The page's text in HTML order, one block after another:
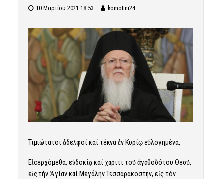
10 Μαρτίου 2021 18:53 komotini24
Τιμιώτατοι ἀδελφοί καί τέκνα ἐν Κυρίῳ εὐλογημένα,
Εἰσερχόμεθα, εὐδοκίᾳ καί χάριτι τοῦ ἀγαθοδότου Θεοῦ,
εἰς τήν Ἁγίαν καί Μεγάλην Τεσσαρακοστήν, εἰς τόν